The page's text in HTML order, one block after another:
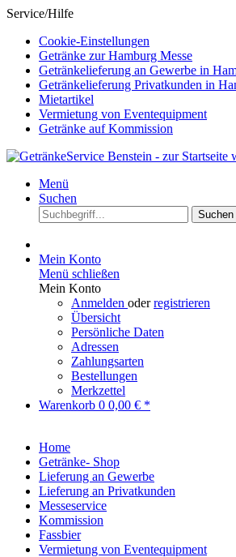
Service/Hilfe
Cookie-Einstellungen
Getränke zur Hamburg Messe
Getränkelieferung an Gewerbe in
Getränkelieferung Privatkunden in
Mietartikel
Vermietung von Eventequipment
Getränke auf Kommission
Menü
Suchen
Suchen
Mein Konto
Menü schließen
Mein Konto
Anmelden oderregistrieren
Übersicht
Persönliche Daten
Adressen
Zahlungsarten
Bestellungen
Merkzettel
Warenkorb 0 0,00 € *
Home
Getränke- Shop
Lieferung an Gewerbe
Lieferung an Privatkunden
Messeservice
Kommission
Fassbier
Vermietung von Eventequipment